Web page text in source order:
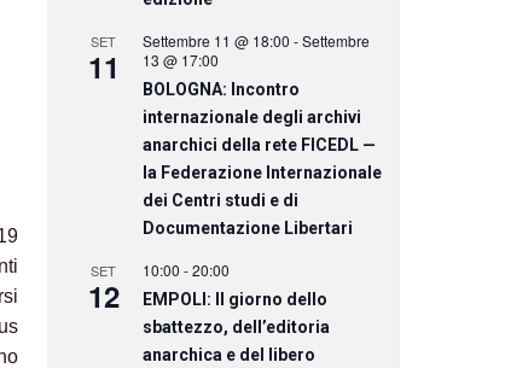
SET
11
Settembre 11 @ 18:00 -Settembre
13 @ 17:00
BOLOGNA: Incontro
internazionale degli archivi
anarchici della rete FICEDL —
la Federazione Internazionale
dei Centri studi e di
Documentazione Libertari
SET
12
10:00 -20:00
EMPOLI: Il giorno dello
sbattezzo, dell’editoria
anarchica e del libero